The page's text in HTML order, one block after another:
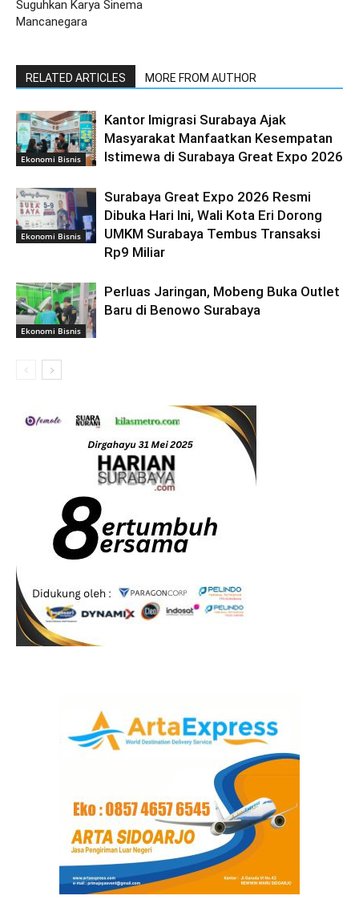
Suguhkan Karya Sinema
Mancanegara
RELATED ARTICLES MORE FROM AUTHOR
Ekonomi Bisnis
Kantor Imigrasi Surabaya Ajak
Masyarakat Manfaatkan Kesempatan
Istimewa di Surabaya Great Expo 2026
Ekonomi Bisnis
Surabaya Great Expo 2026 Resmi
Dibuka Hari Ini, Wali Kota Eri Dorong
UMKM Surabaya Tembus Transaksi
Rp9 Miliar
Ekonomi Bisnis
Perluas Jaringan, Mobeng Buka Outlet
Baru di Benowo Surabaya